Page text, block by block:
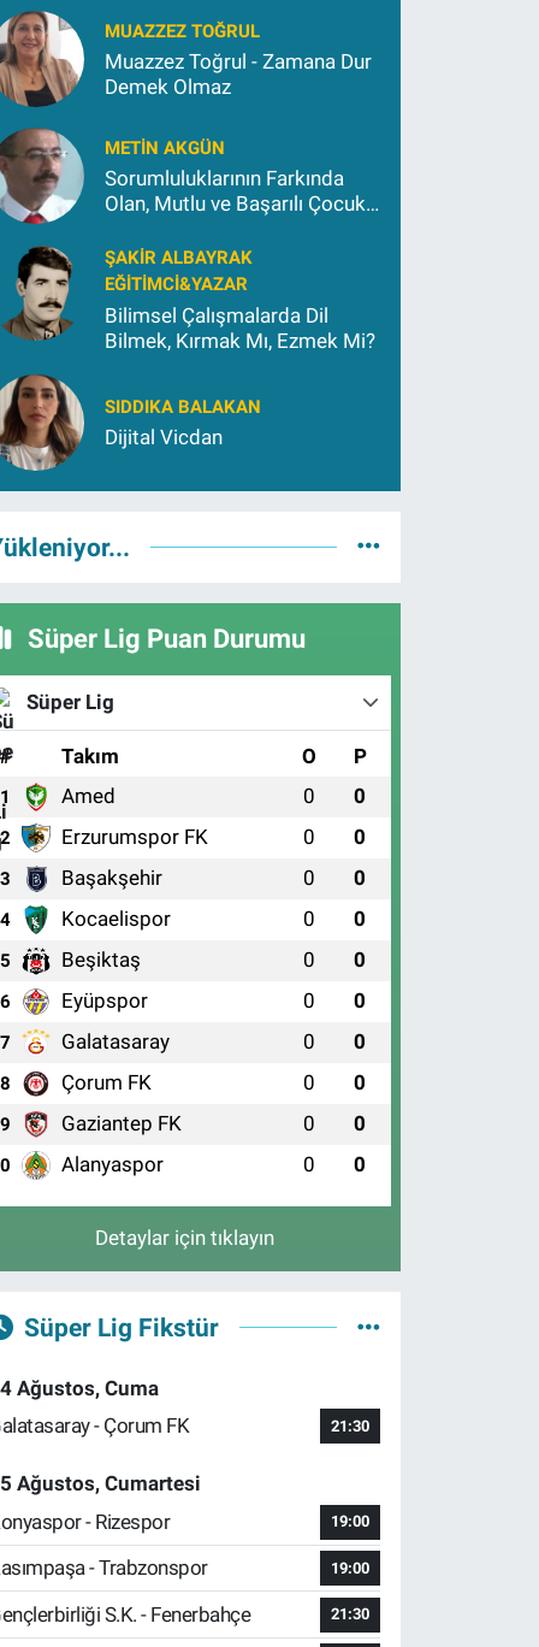
MUAZZEZ TOĞRUL
Muazzez Toğrul - Zamana Dur
Demek Olmaz
METIN AKGÜN
Sorumluluklarının Farkında
Olan, Mutlu ve Başarılı Çocuk
ŞAKIR ALBAYRAK
EĞITIMCI&YAZAR
Bilimsel Çalışmalarda Dil
Bilmek, Kırmak Mı, Ezmek Mi?
SIDDIKA BALAKAN
Dijital Vicdan
Süper Lig Puan Durumu
Süper Lig
# Takım O P
1 Amed 0 0
2 Erzurumspor FK 0 0
3 Başakşehir 0 0
4 Kocaelispor 0 0
5 Beşiktaş 0 0
6 Eyüpspor 0 0
7 Galatasaray 0 0
8 Çorum FK 0 0
9 Gaziantep FK 0 0
Alanyaspor 0 0
Detaylar için tıklayın
Süper Lig Fikstür
Ağustos, Cuma
- Çorum FK
21:30
Ağustos, Cumartesi
- Rizespor
19:00
- Trabzonspor 19:00
S.K. - Fenerbahçe 21:30